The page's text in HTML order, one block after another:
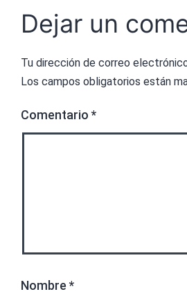
Dejar un
Tu dirección de correo
Los campos obligatorios están
Comentario *
Nombre *